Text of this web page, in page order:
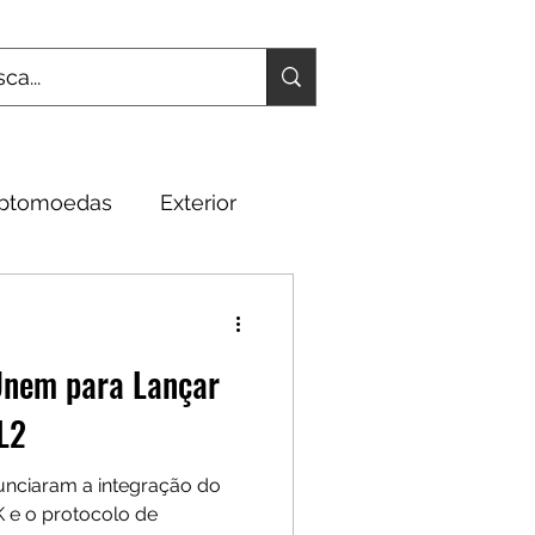
Exterior
para Lançar
a integração do
e o protocolo de